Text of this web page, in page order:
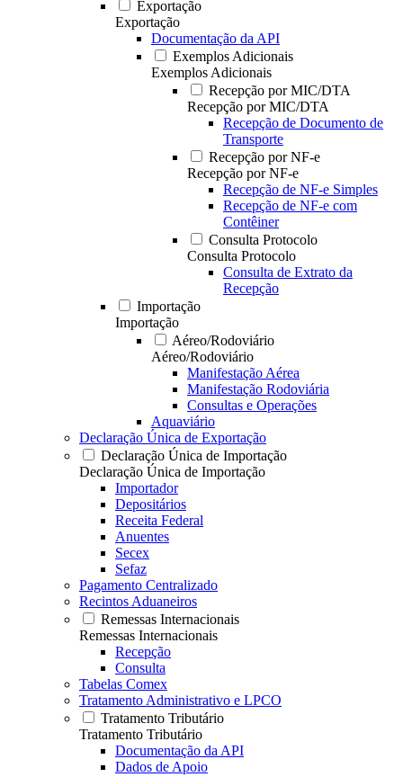
Exportação
Exportação
Documentação da API
Exemplos Adicionais
Exemplos Adicionais
Recepção por MIC/DTA
Recepção por MIC/DTA
Recepção de Documento de
Transporte
Recepção por NF-e
Recepção por NF-e
Recepção de NF-e Simples
Recepção de NF-e com
Contêiner
Consulta Protocolo
Consulta Protocolo
Consulta de Extrato da
Recepção
Importação
Importação
Aéreo/Rodoviário
Aéreo/Rodoviário
Manifestação Aérea
Manifestação Rodoviária
Consultas e Operações
Aquaviário
Declaração Única de Exportação
Declaração Única de Importação
Declaração Única de Importação
Importador
Depositários
Receita Federal
Anuentes
Secex
Sefaz
Pagamento Centralizado
Recintos Aduaneiros
Remessas Internacionais
Remessas Internacionais
Recepção
Consulta
Tabelas Comex
Tratamento Administrativo e LPCO
Tratamento Tributário
Tratamento Tributário
Documentação da API
Dados de Apoio